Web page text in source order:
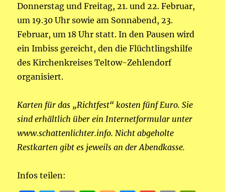
Donnerstag und Freitag, 21. und 22. Februar,
um 19.30 Uhr sowie am Sonnabend, 23.
Februar, um 18 Uhr statt. In den Pausen wird
ein Imbiss gereicht, den die Flüchtlingshilfe
des Kirchenkreises Teltow-Zehlendorf
organisiert.
Karten für das „Richtfest“ kosten fünf Euro. Sie
sind erhältlich über ein Internetformular unter
www.schattenlichter.info. Nicht abgeholte
Restkarten gibt es jeweils an der Abendkasse.
Infos teilen: